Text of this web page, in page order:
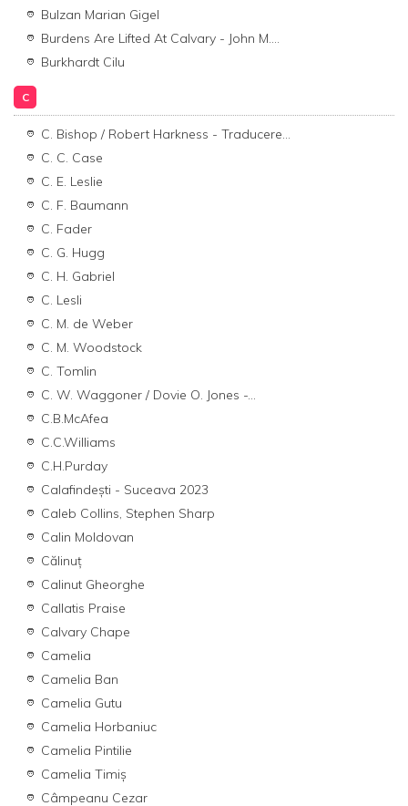
Bulzan Marian Gigel
Burdens Are Lifted At Calvary - John M....
Burkhardt Cilu
C
C. Bishop / Robert Harkness - Traducere...
C. C. Case
C. E. Leslie
C. F. Baumann
C. Fader
C. G. Hugg
C. H. Gabriel
C. Lesli
C. M. de Weber
C. M. Woodstock
C. Tomlin
C. W. Waggoner / Dovie O. Jones -...
C.B.McAfea
C.C.Williams
C.H.Purday
Calafindești - Suceava 2023
Caleb Collins, Stephen Sharp
Calin Moldovan
Călinuț
Calinut Gheorghe
Callatis Praise
Calvary Chape
Camelia
Camelia Ban
Camelia Gutu
Camelia Horbaniuc
Camelia Pintilie
Camelia Timiș
Câmpeanu Cezar